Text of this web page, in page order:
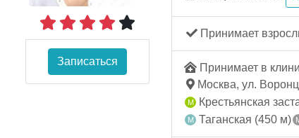
Записаться
Принимает
Принимает в
Москва, ул.
Крестьянская
Таганская (450 м)